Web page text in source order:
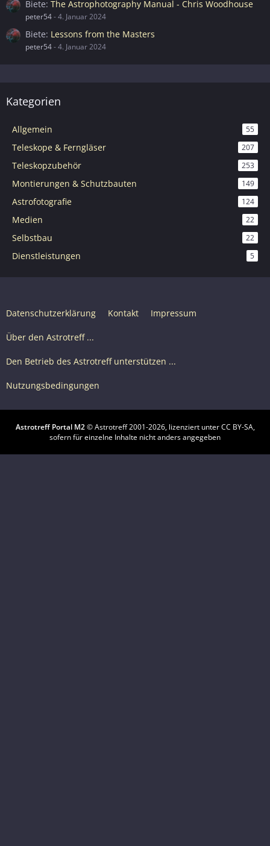
Biete The Astrophotography Manual - Chris Woodhouse
peter54-4. Januar 2024
Biete Lessons from the Masters
peter54-4. Januar 2024
Kategorien
Allgemein 55
Teleskope & Ferngläser 207
Teleskopzubehör 253
Montierungen & Schutzbauten 149
Astrofotografie 124
Medien 22
Selbstbau 22
Dienstleistungen 5
Datenschutzerklärung Kontakt Impressum
Über den Astrotreff ...
Den Betrieb des Astrotreff unterstützen ...
Nutzungsbedingungen
Astrotreff Portal M2© Astrotreff 2001-2026, lizenziert unter CC BY-SA,
sofern für einzelne Inhalte nicht anders angegeben